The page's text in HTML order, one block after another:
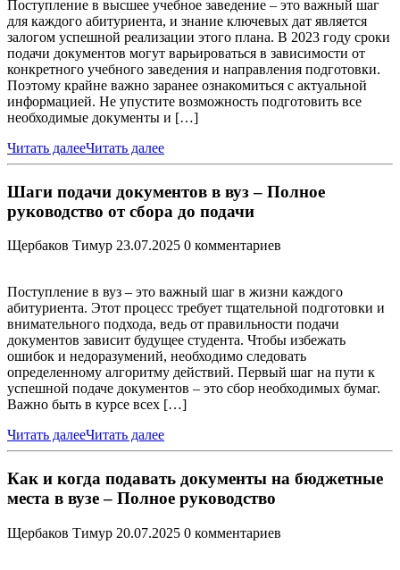
Поступление в высшее учебное заведение – это важный шаг
для каждого абитуриента, и знание ключевых дат является
залогом успешной реализации этого плана. В 2023 году сроки
подачи документов могут варьироваться в зависимости от
конкретного учебного заведения и направления подготовки.
Поэтому крайне важно заранее ознакомиться с актуальной
информацией. Не упустите возможность подготовить все
необходимые документы и […]
Читать далееЧитать далее
Шаги подачи документов в вуз – Полное
руководство от сбора до подачи
Щербаков Тимур 23.07.2025 0 комментариев
Поступление в вуз – это важный шаг в жизни каждого
абитуриента. Этот процесс требует тщательной подготовки и
внимательного подхода, ведь от правильности подачи
документов зависит будущее студента. Чтобы избежать
ошибок и недоразумений, необходимо следовать
определенному алгоритму действий. Первый шаг на пути к
успешной подаче документов – это сбор необходимых бумаг.
Важно быть в курсе всех […]
Читать далееЧитать далее
Как и когда подавать документы на бюджетные
места в вузе – Полное руководство
Щербаков Тимур 20.07.2025 0 комментариев